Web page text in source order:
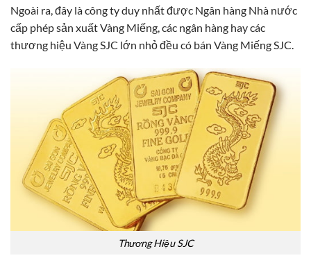
Ngoài ra, đây là công ty duy nhất được Ngân hàng Nhà nước
cấp phép sản xuất Vàng Miếng, các ngân hàng hay các
thương hiệu Vàng SJC lớn nhỏ đều có bán Vàng Miếng SJC.
Thương Hiệu SJC